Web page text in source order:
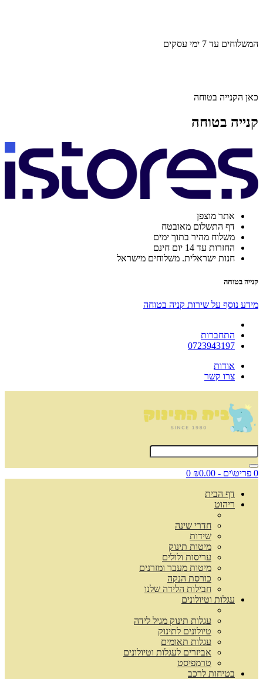
המשלוחים עד 7 ימי עסקים
כאן הקנייה בטוחה
קנייה בטוחה
אתר מוצפן
דף התשלום מאובטח
משלוח מהיר בתוך ימים
החזרות עד 14 יום חינם
חנות ישראלית. משלוחים מישראל
קנייה בטוחה
מידע נוסף על שירות קניה בטוחה
התחברות
0723943197
אודות
צרו קשר
0 פריט\ים - ₪0.00 0
דף הבית
ריהוט
חדרי שינה
שידות
מיטות תינוק
עריסות ולולים
מיטות מעבר ומזרנים
כורסת הנקה
חבילות הלידה שלנו
עגלות וטיולונים
עגלות תינוק מגיל לידה
טיולונים לתינוק
עגלות תאומים
אביזרים לעגלות וטיולונים
טרמפיסט
בטיחות לרכב